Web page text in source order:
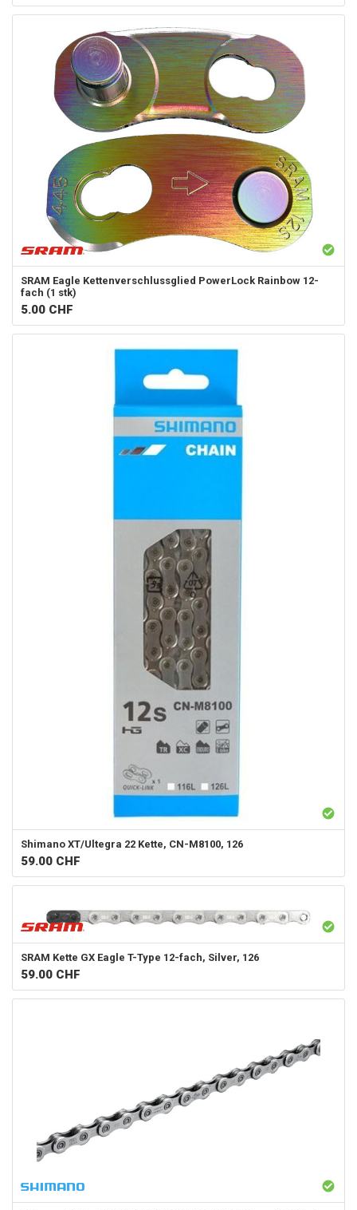
SRAM Eagle Kettenverschlussglied PowerLock Rainbow 12-
fach (1 stk)
5.00 CHF
Shimano XT/Ultegra 22 Kette, CN-M8100, 126
59.00 CHF
SRAM Kette GX Eagle T-Type 12-fach, Silver, 126
59.00 CHF